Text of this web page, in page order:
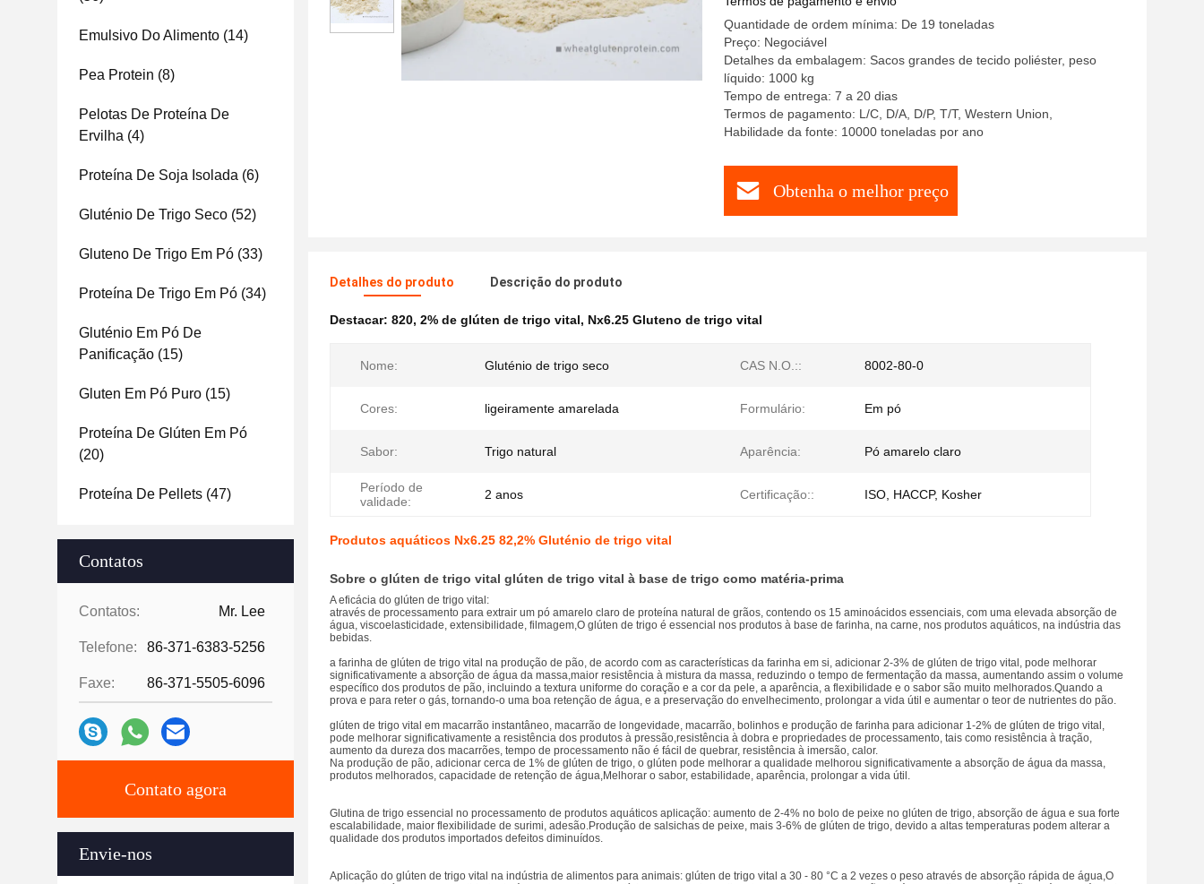
Emulsivo Do Alimento (14)
Pea Protein (8)
Pelotas De Proteína De
Ervilha (4)
Proteína De Soja Isolada (6)
Gluténio De Trigo Seco (52)
Gluteno De Trigo Em Pó (33)
Proteína De Trigo Em Pó (34)
Gluténio Em Pó De
Panificação (15)
Gluten Em Pó Puro (15)
Proteína De Glúten Em Pó
(20)
Proteína De Pellets (47)
Contatos
Contatos: Mr. Lee
Telefone: 86-371-6383-5256
Faxe: 86-371-5505-6096
Contato agora
Envie-nos
Quantidade de ordem mínima: De 19 toneladas
Preço: Negociável
Detalhes da embalagem: Sacos grandes de tecido poliéster, peso
líquido: 1000 kg
Tempo de entrega: 7 a 20 dias
Termos de pagamento: L/C, D/A, D/P, T/T, Western Union,
Habilidade da fonte: 10000 toneladas por ano
Obtenha o melhor preço
Detalhes do produto Descrição do produto
Destacar: 820, 2% de glúten de trigo vital, Nx6.25 Gluteno de trigo vital
Nome: Gluténio de trigo seco CAS N.O.:: 8002-80-0
Cores: ligeiramente amarelada Formulário: Em pó
Sabor: Trigo natural Aparência: Pó amarelo claro
Período de
validade:
2 anos Certificação:: ISO, HACCP, Kosher
Produtos aquáticos Nx6.25 82,2% Gluténio de trigo vital
Sobre o glúten de trigo vital glúten de trigo vital à base de trigo como matéria-prima
A eficácia do glúten de trigo vital:
através de processamento para extrair um pó amarelo claro de proteína natural de grãos, contendo os 15 aminoácidos essenciais, com uma elevada absorção de
água, viscoelasticidade, extensibilidade, filmagem,O glúten de trigo é essencial nos produtos à base de farinha, na carne, nos produtos aquáticos, na indústria das
bebidas.
a farinha de glúten de trigo vital na produção de pão, de acordo com as características da farinha em si, adicionar 2-3% de glúten de trigo vital, pode melhorar
significativamente a absorção de água da massa,maior resistência à mistura da massa, reduzindo o tempo de fermentação da massa, aumentando assim o volume
específico dos produtos de pão, incluindo a textura uniforme do coração e a cor da pele, a aparência, a flexibilidade e o sabor são muito melhorados.Quando a
prova e para reter o gás, tornando-o uma boa retenção de água, e a preservação do envelhecimento, prolongar a vida útil e aumentar o teor de nutrientes do pão.
glúten de trigo vital em macarrão instantâneo, macarrão de longevidade, macarrão, bolinhos e produção de farinha para adicionar 1-2% de glúten de trigo vital,
pode melhorar significativamente a resistência dos produtos à pressão,resistência à dobra e propriedades de processamento, tais como resistência à tração,
aumento da dureza dos macarrões, tempo de processamento não é fácil de quebrar, resistência à imersão, calor.
Na produção de pão, adicionar cerca de 1% de glúten de trigo, o glúten pode melhorar a qualidade melhorou significativamente a absorção de água da massa,
produtos melhorados, capacidade de retenção de água,Melhorar o sabor, estabilidade, aparência, prolongar a vida útil.
Glutina de trigo essencial no processamento de produtos aquáticos aplicação: aumento de 2-4% no bolo de peixe no glúten de trigo, absorção de água e sua forte
escalabilidade, maior flexibilidade de surimi, adesão.Produção de salsichas de peixe, mais 3-6% de glúten de trigo, devido a altas temperaturas podem alterar a
qualidade dos produtos importados defeitos diminuídos.
Aplicação do glúten de trigo vital na indústria de alimentos para animais: glúten de trigo vital a 30 - 80 °C a 2 vezes o peso através de absorção rápida de água,O